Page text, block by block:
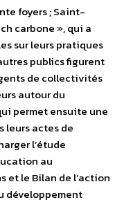
foyers ; Saint-
carbone », qui a
sur leurs pratiques
publics figurent
de collectivités
autour du
permet ensuite une
leurs actes de
l’étude
au
et le Bilan de l’action
développement